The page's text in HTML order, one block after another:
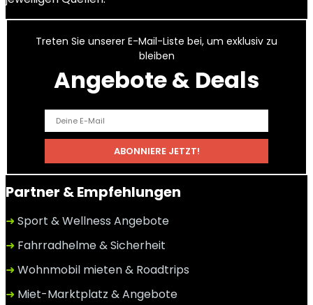
Treten Sie unserer E-Mail-Liste bei, um exklusiv zu
bleiben
Angebote & Deals
Partner & Empfehlungen
➜ Sport & Wellness Angebote
➜ Fahrradhelme & Sicherheit
➜ Wohnmobil mieten & Roadtrips
➜ Miet-Marktplatz & Angebote